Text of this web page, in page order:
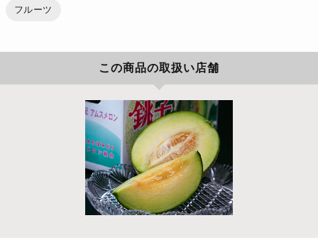
フルーツ
この商品の取扱い店舗